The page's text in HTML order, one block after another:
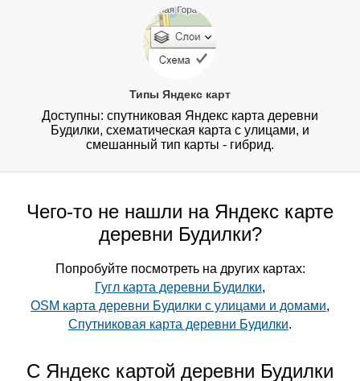
Типы Яндекс карт
Доступны: спутниковая Яндекс карта деревни
Будилки, схематическая карта с улицами, и
смешанный тип карты - гибрид.
Чего-то не нашли на Яндекс карте
деревни Будилки?
Попробуйте посмотреть на других картах:
Гугл карта деревни Будилки,
OSM карта деревни Будилки с улицами и домами,
Спутниковая карта деревни Будилки.
С Яндекс картой деревни Будилки